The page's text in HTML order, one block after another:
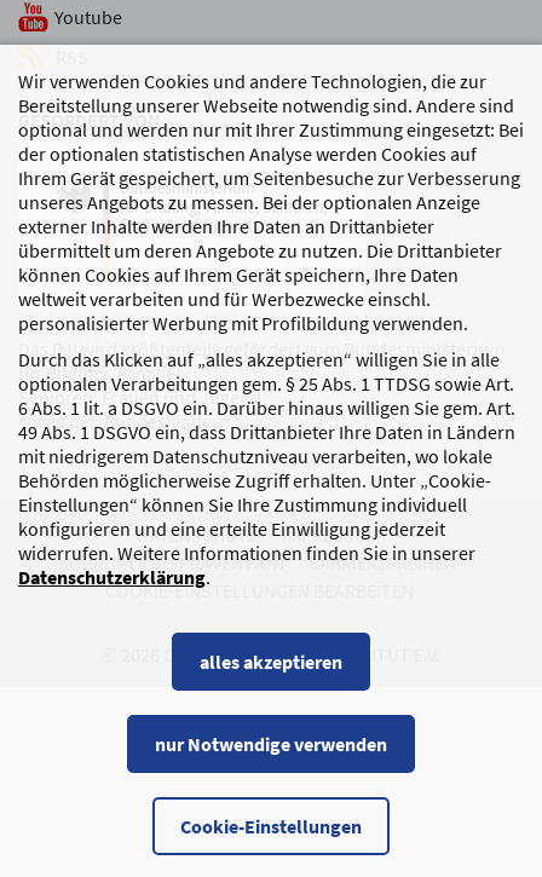
Wir verwenden Cookies und andere Technologien, die zur
Bereitstellung unserer Webseite notwendig sind. Andere sind
optional und werden nur mit Ihrer Zustimmung eingesetzt: Bei
der optionalen statistischen Analyse werden Cookies auf
Ihrem Gerät gespeichert, um Seitenbesuche zur Verbesserung
unseres Angebots zu messen. Bei der optionalen Anzeige
externer Inhalte werden Ihre Daten an Drittanbieter
übermittelt um deren Angebote zu nutzen. Die Drittanbieter
können Cookies auf Ihrem Gerät speichern, Ihre Daten
weltweit verarbeiten und für Werbezwecke einschl.
personalisierter Werbung mit Profilbildung verwenden.
Durch das Klicken auf „alles akzeptieren“ willigen Sie in alle
optionalen Verarbeitungen gem. § 25 Abs. 1 TTDSG sowie Art.
6 Abs. 1 lit. a DSGVO ein. Darüber hinaus willigen Sie gem. Art.
49 Abs. 1 DSGVO ein, dass Drittanbieter Ihre Daten in Ländern
mit niedrigerem Datenschutzniveau verarbeiten, wo lokale
Behörden möglicherweise Zugriff erhalten. Unter „Cookie-
Einstellungen“ können Sie Ihre Zustimmung individuell
konfigurieren und eine erteilte Einwilligung jederzeit
widerrufen. Weitere Informationen finden Sie in unserer
Datenschutzerklärung.
Cookie-Einstellungen
alles akzeptieren
nur Notwendige verwenden
Youtube
GEFÖRDERT VON
Das DJI wird größtenteils gefördert vom Bundesministerium
für Bildung, Familie,
Senioren, Frauen und Jugend
sowie den Bundesländern.
DATENSCHUTZ
IMPRESSUM
KORRUPTIONSPRÄVENTION
BARRIEREFREIHEIT
COOKIE-EINSTELLUNGEN BEARBEITEN
© 2026 DEUTSCHES JUGENDINSTITUT E.V.